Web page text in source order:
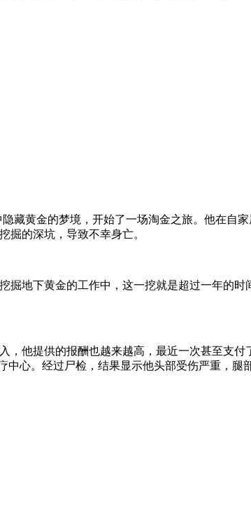
隐藏黄金的梦境，开始了一场淘金之旅。他在
掘的深坑，导致不幸身亡。
掘地下黄金的工作中，这一挖就是超过一年的
，他提供的报酬也越来越高，最近一次甚至支
心。经过尸检，结果显示他头部受伤严重，腿